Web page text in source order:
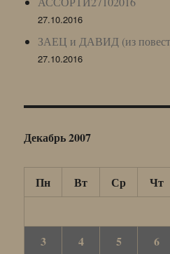
27.10.2016
ЗАЕЦ и ДАВИД (из
27.10.2016
Декабрь 2007
Пн Вт Ср Чт
3
4 5 6